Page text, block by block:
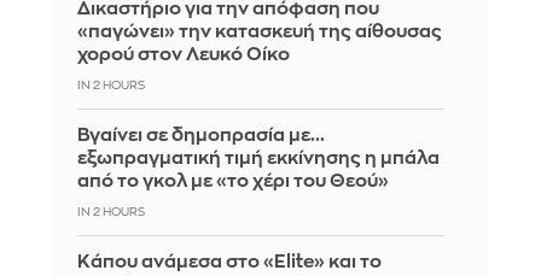
Δικαστήριο για την απόφαση που
«παγώνει» την κατασκευή της αίθουσας
χορού στον Λευκό Οίκο
IN 2 HOURS
Βγαίνει σε δημοπρασία με...
εξωπραγματική τιμή εκκίνησης η μπάλα
από το γκολ με «το χέρι του Θεού»
IN 2 HOURS
Κάπου ανάμεσα στο «Elite» και το